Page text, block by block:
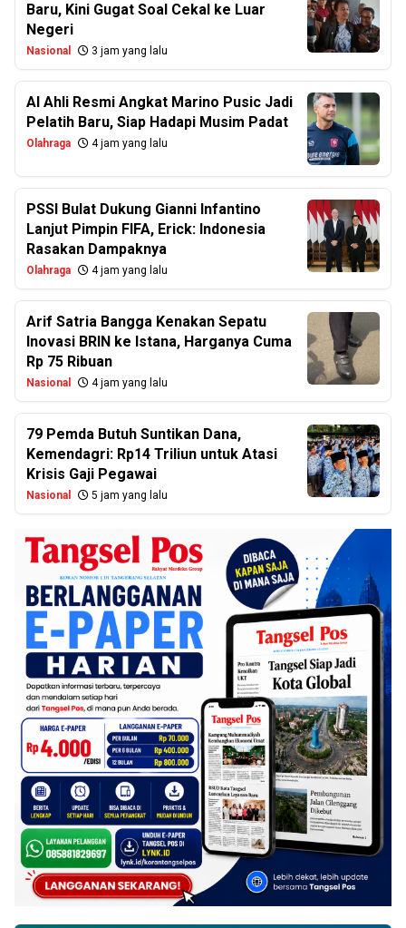
Baru, Kini Gugat Soal Cekal ke Luar
Negeri
Nasional 3 jam yang lalu
Al Ahli Resmi Angkat Marino Pusic Jadi
Pelatih Baru, Siap Hadapi Musim Padat
Olahraga 4 jam yang lalu
PSSI Bulat Dukung Gianni Infantino
Lanjut Pimpin FIFA, Erick: Indonesia
Rasakan Dampaknya
Olahraga 4 jam yang lalu
Arif Satria Bangga Kenakan Sepatu
Inovasi BRIN ke Istana, Harganya Cuma
Rp 75 Ribuan
Nasional 4 jam yang lalu
79 Pemda Butuh Suntikan Dana,
Kemendagri: Rp14 Triliun untuk Atasi
Krisis Gaji Pegawai
Nasional 5 jam yang lalu